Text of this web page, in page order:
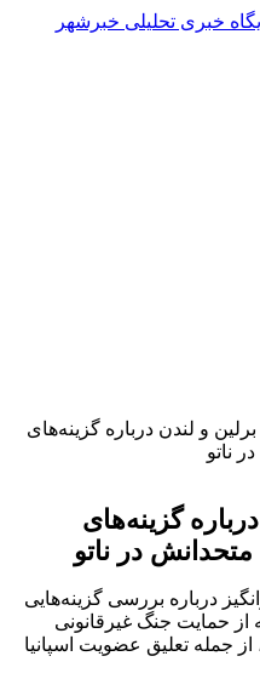
و لندن درباره گزینه‌های
ناتو
گزینه‌های
متحدانش در ناتو
درباره بررسی گزینه‌هایی
از حمایت جنگ غیرقانونی
از جمله تعلیق عضویت اسپانیا